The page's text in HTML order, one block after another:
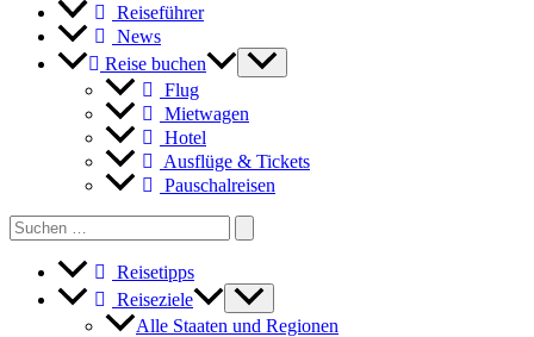
Reiseführer
News
Reise buchen
Flug
Mietwagen
Hotel
Ausflüge & Tickets
Pauschalreisen
Search
for:
Reisetipps
Reiseziele
Alle Staaten und Regionen